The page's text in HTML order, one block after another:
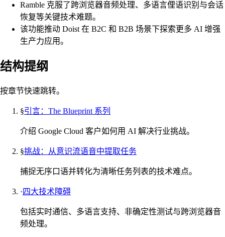
Ramble 克服了跨浏览器音频处理、多语言俚语识别与会话
恢复等关键技术难题。
该功能推动 Doist 在 B2C 和 B2B 场景下探索更多 AI 增强
生产力应用。
结构提纲
按章节快速跳转。
§引言：The Blueprint 系列
介绍 Google Cloud 客户如何用 AI 解决行业挑战。
§挑战：从意识流语音中提取任务
捕捉无序口语并转化为清晰任务列表的技术难点。
·四大技术障碍
包括实时通信、多语言支持、非确定性测试与跨浏览器音
频处理。